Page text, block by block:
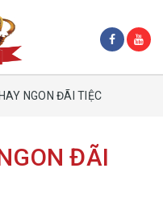
NGON ĐÃI TIỆC
ĐÃI